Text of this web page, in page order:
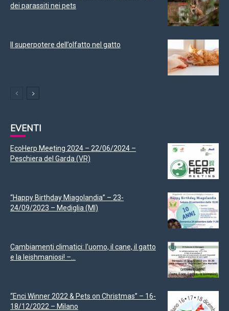
dei parassiti nei pets
Il superpotere dell’olfatto nel gatto
EVENTI
EcoHerp Meeting 2024 – 22/06/2024 –
Peschiera del Garda (VR)
“Happy Birthday Miagolandia” – 23-
24/09/2023 – Mediglia (MI)
Cambiamenti climatici: l’uomo, il cane, il gatto
e la leishmaniosi! –...
“Enci Winner 2022 & Pets on Christmas” – 16-
18/12/2022 – Milano